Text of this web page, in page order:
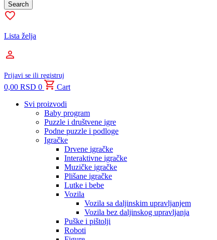
Search
Lista želja
Prijavi se ili registruj
0,00 RSD 0
Cart
Svi proizvodi
Baby program
Puzzle i društvene igre
Podne puzzle i podloge
Igračke
Drvene igračke
Interaktivne igračke
Muzičke igračke
Plišane igračke
Lutke i bebe
Vozila
Vozila sa daljinskim upravljanjem
Vozila bez daljinskog upravljanja
Puške i pištolji
Roboti